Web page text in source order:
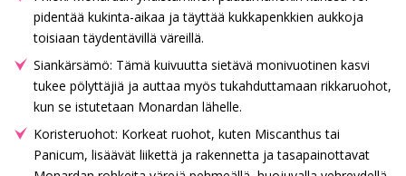
pidentää kukinta-aikaa ja täyttää kukkapenkkien aukkoja
toisiaan täydentävillä väreillä.
Siankärsämö: Tämä kuivuutta sietävä monivuotinen kasvi
tukee pölyttäjiä ja auttaa myös tukahduttamaan rikkaruohot,
kun se istutetaan Monardan lähelle.
Koristeruohot: Korkeat ruohot, kuten Miscanthus tai
Panicum, lisäävät liikettä ja rakennetta ja tasapainottavat